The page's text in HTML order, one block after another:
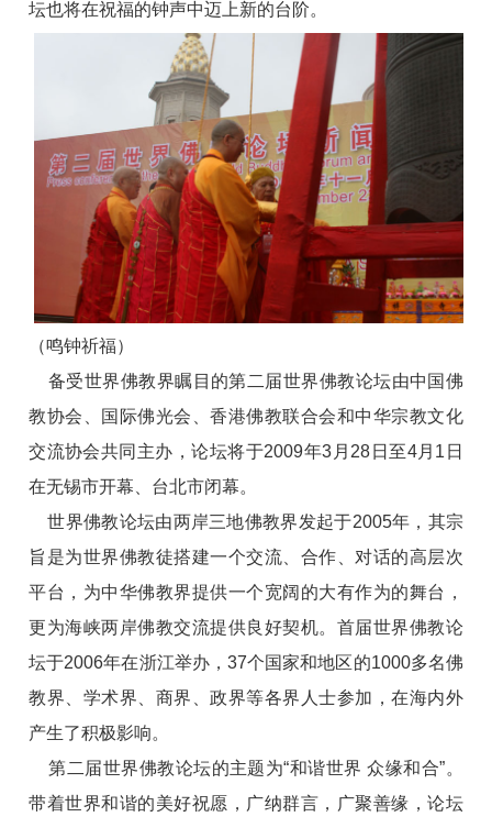
坛也将在祝福的钟声中迈上新的台阶。
（鸣钟祈福）
备受世界佛教界瞩目的第二届世界佛教论坛由中国佛
教协会、国际佛光会、香港佛教联合会和中华宗教文化
交流协会共同主办，论坛将于2009年3月28日至4月1日
在无锡市开幕、台北市闭幕。
世界佛教论坛由两岸三地佛教界发起于2005年，其宗
旨是为世界佛教徒搭建一个交流、合作、对话的高层次
平台，为中华佛教界提供一个宽阔的大有作为的舞台，
更为海峡两岸佛教交流提供良好契机。首届世界佛教论
坛于2006年在浙江举办，37个国家和地区的1000多名佛
教界、学术界、商界、政界等各界人士参加，在海内外
产生了积极影响。
第二届世界佛教论坛的主题为“和谐世界 众缘和合”。
带着世界和谐的美好祝愿，广纳群言，广聚善缘，论坛